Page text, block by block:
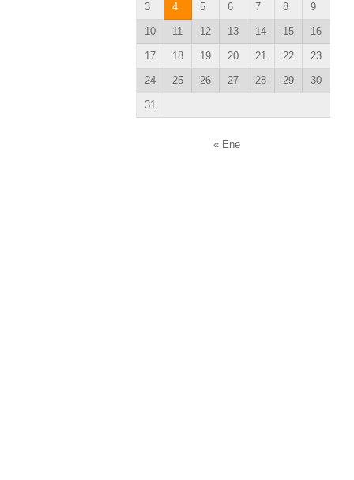
3 4 5 6 7 8 9
10 11 12 13 14 15 16
17 18 19 20 21 22 23
24 25 26 27 28 29 30
31
« Ene